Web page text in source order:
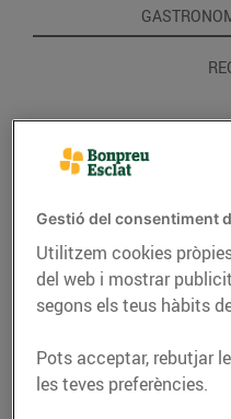
CONSELLS I
Gestió del consentiment
Utilitzem cookies
del web i mostrar
segons els teus hàbits
Pots acceptar, rebutjar
les teves preferències.